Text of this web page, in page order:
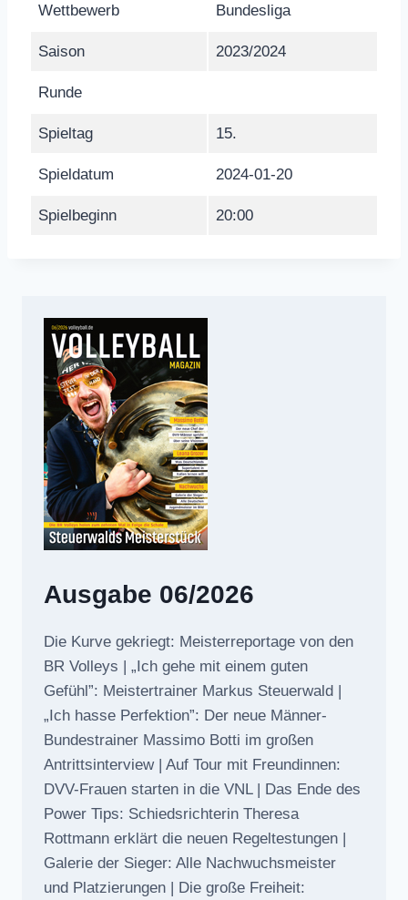
Wettbewerb Bundesliga
Saison 2023/2024
Runde
Spieltag 15.
Spieldatum 2024-01-20
Spielbeginn 20:00
Ausgabe 06/2026
Die Kurve gekriegt: Meisterreportage von den
BR Volleys | „Ich gehe mit einem guten
Gefühl”: Meistertrainer Markus Steuerwald |
„Ich hasse Perfektion”: Der neue Männer-
Bundestrainer Massimo Botti im großen
Antrittsinterview | Auf Tour mit Freundinnen:
DVV-Frauen starten in die VNL | Das Ende des
Power Tips: Schiedsrichterin Theresa
Rottmann erklärt die neuen Regeltestungen |
Galerie der Sieger: Alle Nachwuchsmeister
und Platzierungen | Die große Freiheit: